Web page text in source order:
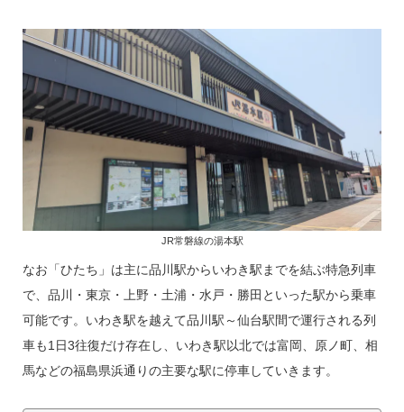
JR常磐線の湯本駅
なお「ひたち」は主に品川駅からいわき駅までを結ぶ特急列車
で、品川・東京・上野・土浦・水戸・勝田といった駅から乗車
可能です。いわき駅を越えて品川駅～仙台駅間で運行される列
車も1日3往復だけ存在し、いわき駅以北では富岡、原ノ町、相
馬などの福島県浜通りの主要な駅に停車していきます。